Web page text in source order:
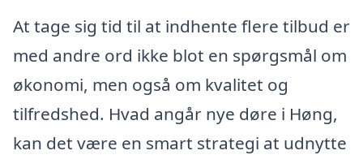
At tage sig tid til at indhente flere tilbud er
med andre ord ikke blot en spørgsmål om
økonomi, men også om kvalitet og
tilfredshed. Hvad angår nye døre i Høng,
kan det være en smart strategi at udnytte